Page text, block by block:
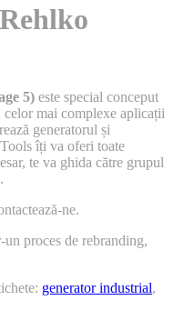
5) este special conceput
mai complexe aplicații
generatorul și
îți va oferi toate
te va ghida către grupul
ne.
proces de rebranding,
generator industrial,